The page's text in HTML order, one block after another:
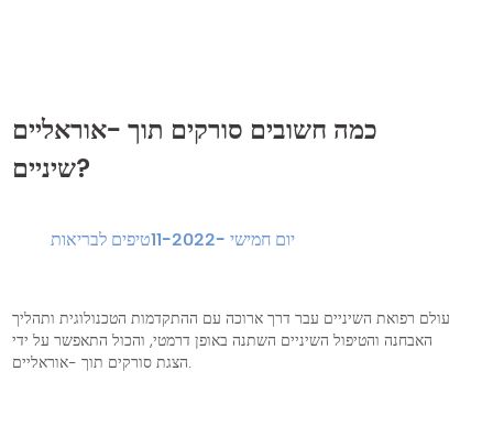
כמה חשובים סורקים תוך -אוראליים
שיניים?
יום חמישי -11-2022 טיפים לבריאות
עולם רפואת השיניים עבר דרך ארוכה עם ההתקדמות הטכנולוגית ותהליך
האבחנה והטיפול השיניים השתנה באופן דרמטי, והכול התאפשר על ידי